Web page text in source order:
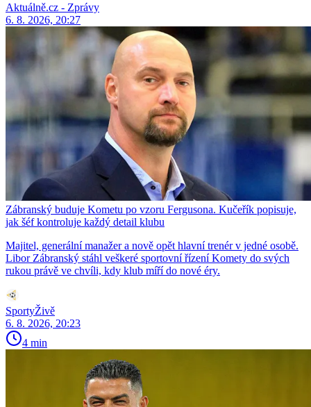
Aktuálně.cz - Zprávy
6. 8. 2026, 20:27
Zábranský buduje Kometu po vzoru Fergusona. Kučeřík popisuje,
jak šéf kontroluje každý detail klubu
Majitel, generální manažer a nově opět hlavní trenér v jedné osobě.
Libor Zábranský stáhl veškeré sportovní řízení Komety do svých
rukou právě ve chvíli, kdy klub míří do nové éry.
SportyŽivě
6. 8. 2026, 20:23
4 min